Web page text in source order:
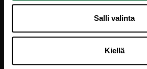
Salli valinta
Kiellä
Sara-ahontie 2, PL 56, 43101 Saarijärvi
040 184 1427